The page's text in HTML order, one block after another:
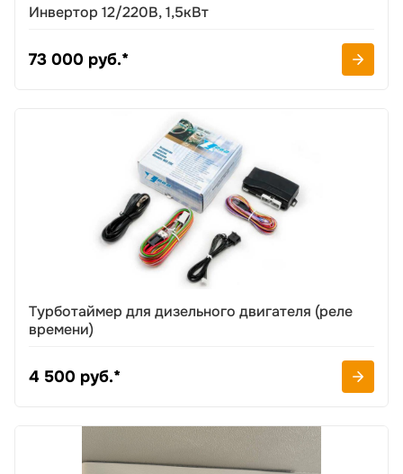
Инвертор 12/220В, 1,5кВт
73 000 руб.*
Турботаймер для дизельного двигателя (реле
времени)
4 500 руб.*